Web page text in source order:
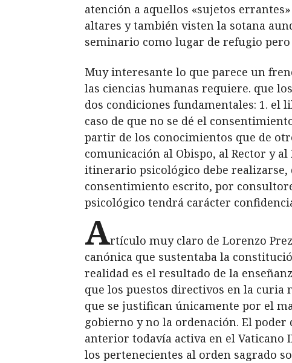
atención a aquellos «sujetos
altares y también visten la sotana
seminario como lugar de refugio
Muy interesante lo que parece un
las ciencias humanas requiere. que
dos condiciones fundamentales: 1. el
caso de que no se dé el
partir de los conocimientos que de
comunicación al Obispo, al Rector y
itinerario psicológico debe
consentimiento escrito, por
psicológico tendrá carácter
Artículo muy claro de Lorenzo
canónica que sustentaba la
realidad es el resultado de la
que los puestos directivos en la curia
que se justifican únicamente por el
gobierno y no la ordenación. El
anterior todavía activa en el Vaticano
los pertenecientes al orden sagrado